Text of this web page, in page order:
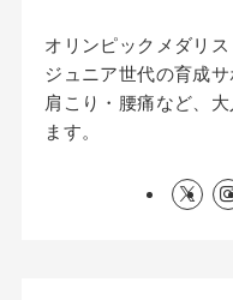
オリンピックメダリス
ジュニア世代の育成サ
肩こり・腰痛など、
ます。